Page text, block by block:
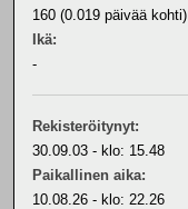
160 (0.019 päivää kohti)
Ikä:
-
Rekisteröitynyt:
30.09.03 - klo: 15.48
Paikallinen aika:
10.08.26 - klo: 22.26